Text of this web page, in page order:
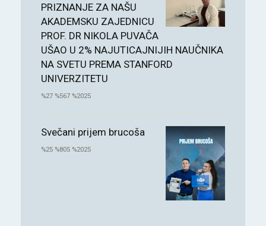
PRIZNANJE ZA NAŠU
AKADEMSKU ZAJEDNICU
PROF. DR NIKOLA PUVAČA
UŠAO U 2% NAJUTICAJNIJIH NAUČNIKA
NA SVETU PREMA STANFORD
UNIVERZITETU
%27 %567 %2025
Svečani prijem brucoša
%25 %805 %2025